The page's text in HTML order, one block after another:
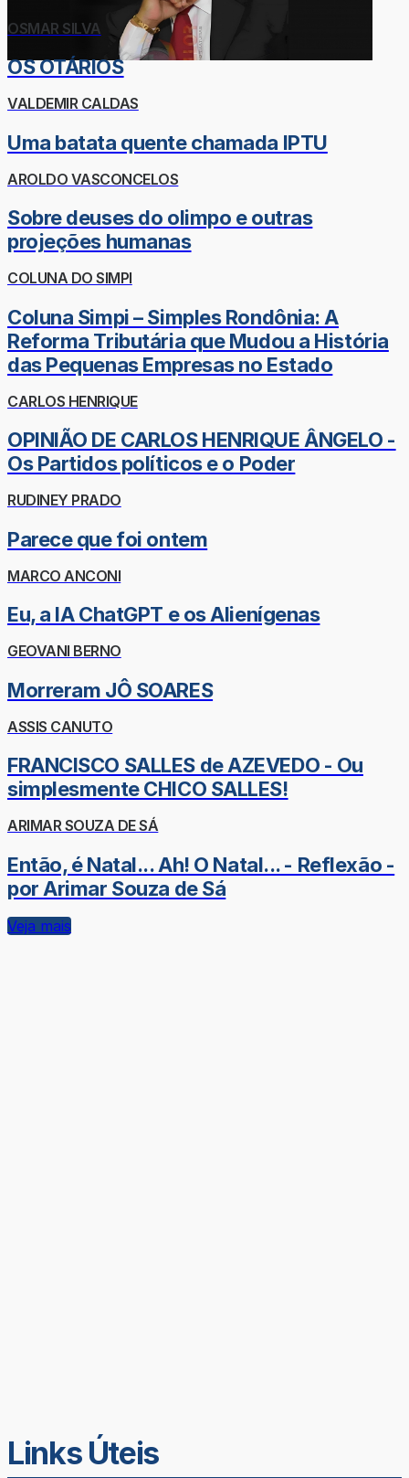
OSMAR SILVA
OS OTÁRIOS
VALDEMIR CALDAS
Uma batata quente chamada IPTU
AROLDO VASCONCELOS
Sobre deuses do olimpo e outras
projeções humanas
COLUNA DO SIMPI
Coluna Simpi – Simples Rondônia: A
Reforma Tributária que Mudou a História
das Pequenas Empresas no Estado
CARLOS HENRIQUE
OPINIÃO DE CARLOS HENRIQUE ÂNGELO -
Os Partidos políticos e o Poder
RUDINEY PRADO
Parece que foi ontem
MARCO ANCONI
Eu, a IA ChatGPT e os Alienígenas
GEOVANI BERNO
Morreram JÔ SOARES
ASSIS CANUTO
FRANCISCO SALLES de AZEVEDO - Ou
simplesmente CHICO SALLES!
ARIMAR SOUZA DE SÁ
Então, é Natal... Ah! O Natal... - Reflexão -
por Arimar Souza de Sá
Veja mais
Links Úteis